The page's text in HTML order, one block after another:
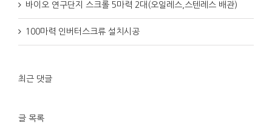
바이오 연구단지 스크롤 5마력 2대(오일레스,스텐레스 배관)
100마력 인버터스크류 설치시공
최근 댓글
글 목록